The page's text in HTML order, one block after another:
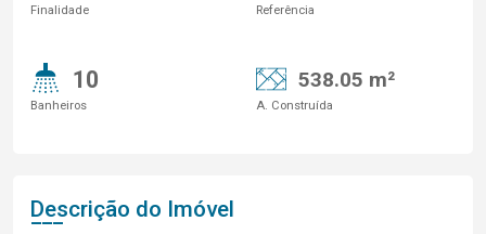
Finalidade Referência
10
Banheiros
538.05 m²
A. Construída
Descrição do Imóvel